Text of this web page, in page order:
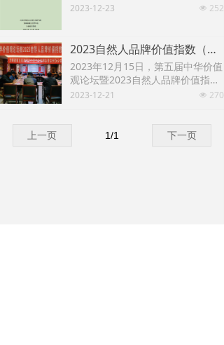
넶 252
2023-12-23
2023自然人品牌价值指数（华德榜）发布
2023年12月15日，第五届中华价值
观论坛暨2023自然人品牌价值指数
（华德榜）发布会在河南郑州举
넶 270
2023-12-21
上一页 下一页
1/1